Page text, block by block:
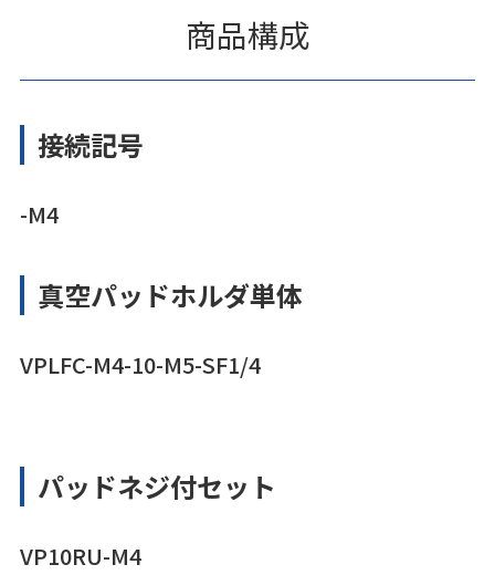
商品構成
接続記号
-M4
真空パッドホルダ単体
VPLFC-M4-10-M5-SF1/4
パッドネジ付セット
VP10RU-M4